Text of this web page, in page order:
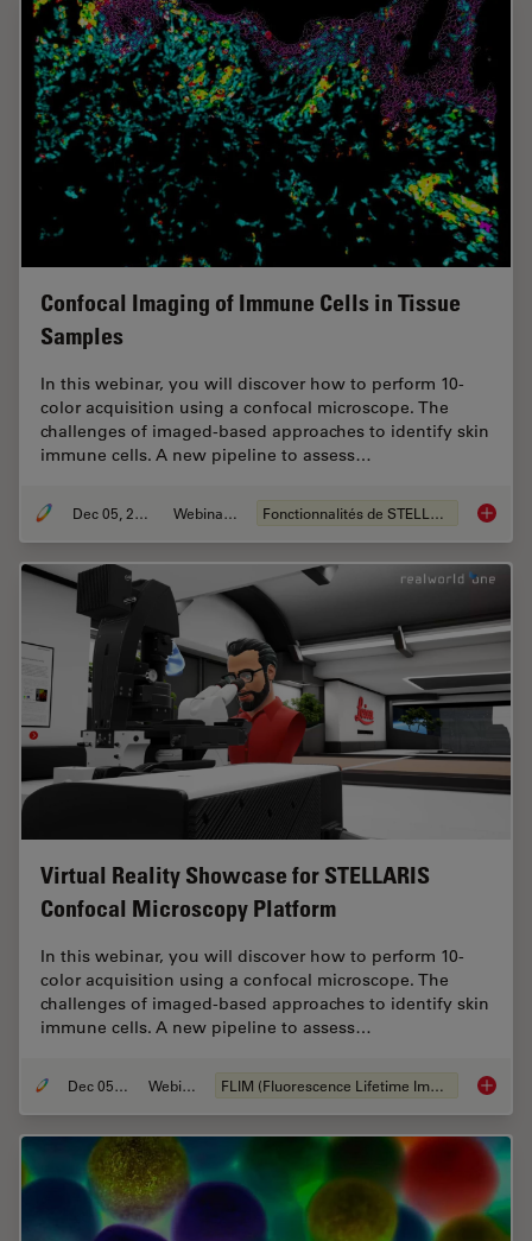
Confocal Imaging of Immune Cells in Tissue
Samples
In this webinar, you will discover how to perform 10-
color acquisition using a confocal microscope. The
challenges of imaged-based approaches to identify skin
immune cells. A new pipeline to assess…
Dec 05, 2022 Webinaire Fonctionnalités de STELLARIS
Virtual Reality Showcase for STELLARIS
Confocal Microscopy Platform
In this webinar, you will discover how to perform 10-
color acquisition using a confocal microscope. The
challenges of imaged-based approaches to identify skin
immune cells. A new pipeline to assess…
Dec 05, 2022 Webinaire FLIM (Fluorescence Lifetime Imaging Microscopy) Virtual